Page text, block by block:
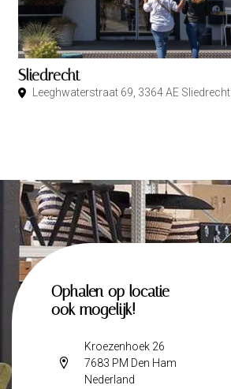
Sliedrecht
Leeghwaterstraat 69, 3364 AE Sliedrecht
Ophalen op locatie
ook mogelijk!
Kroezenhoek 26
7683 PM Den Ham
Nederland